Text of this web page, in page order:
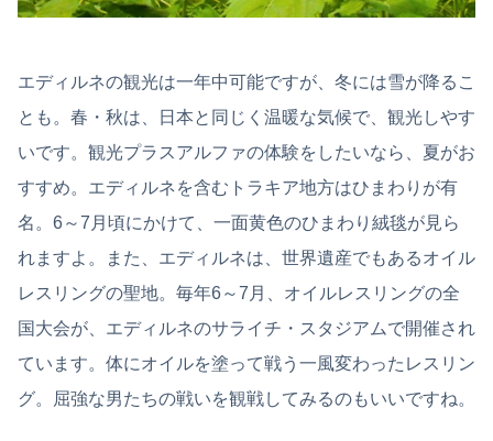
エディルネの観光は一年中可能ですが、冬には雪が降るこ
とも。春・秋は、日本と同じく温暖な気候で、観光しやす
いです。観光プラスアルファの体験をしたいなら、夏がお
すすめ。エディルネを含むトラキア地方はひまわりが有
名。6～7月頃にかけて、一面黄色のひまわり絨毯が見ら
れますよ。また、エディルネは、世界遺産でもあるオイル
レスリングの聖地。毎年6～7月、オイルレスリングの全
国大会が、エディルネのサライチ・スタジアムで開催され
ています。体にオイルを塗って戦う一風変わったレスリン
グ。屈強な男たちの戦いを観戦してみるのもいいですね。